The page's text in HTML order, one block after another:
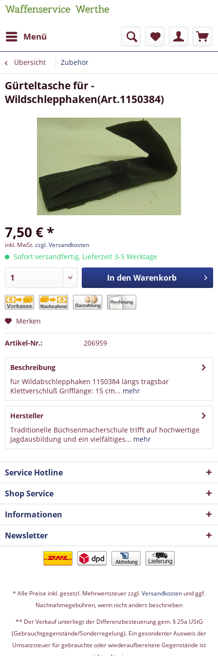
Menü
Übersicht Zubehör
Gürteltasche für -
Wildschlepphaken(Art.1150384)
7,50 € *
inkl. MwSt.zzgl. Versandkosten
Sofort versandfertig, Lieferzeit 3-5 Werktage
In den Warenkorb
Merken
Artikel-Nr.: 206959
Beschreibung
für Wildabschlepphaken 1150384 längs tragsbar
Klettverschluß Grifflänge: 15 cm... mehr
Hersteller
Traditionelle Büchsenmacherschule trifft auf hochwertige
Jagdausbildung und ein vielfältiges... mehr
Service Hotline
Shop Service
Informationen
Newsletter
* Alle Preise inkl. gesetzl. Mehrwertsteuer zzgl.Versandkosten und ggf.
Nachnahmegebühren, wenn nicht anders beschrieben
** Der Verkauf unterliegt der Differenzbesteuerung gem. § 25a UStG
(Gebrauchtgegenstände/Sonderregelung). Ein gesonderter Ausweis der
Umsatzsteuer für gebrauchte oder wiederaufbereitete Gegenstände ist